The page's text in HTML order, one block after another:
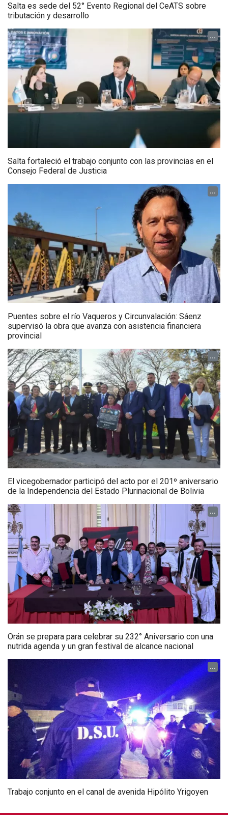
Salta es sede del 52° Evento Regional del CeATS sobre
tributación y desarrollo
...
Salta fortaleció el trabajo conjunto con las provincias en el
Consejo Federal de Justicia
...
Puentes sobre el río Vaqueros y Circunvalación: Sáenz
supervisó la obra que avanza con asistencia financiera
provincial
...
El vicegobernador participó del acto por el 201º aniversario
de la Independencia del Estado Plurinacional de Bolivia
...
Orán se prepara para celebrar su 232° Aniversario con una
nutrida agenda y un gran festival de alcance nacional
...
Trabajo conjunto en el canal de avenida Hipólito Yrigoyen